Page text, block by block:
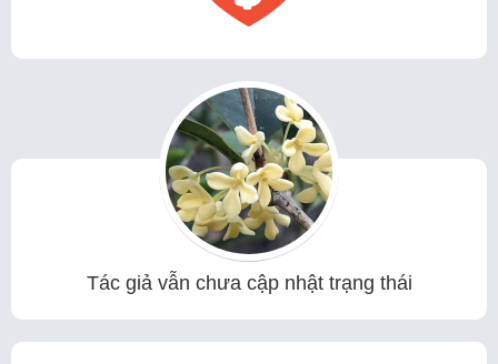
Tác giả vẫn chưa cập nhật trạng thái